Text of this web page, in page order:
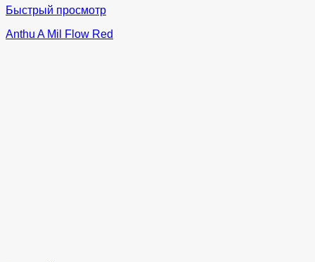
Быстрый просмотр
Anthu A Mil Flow Red